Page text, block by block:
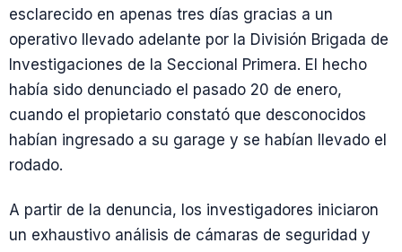
esclarecido en apenas tres días gracias a un
operativo llevado adelante por la División Brigada de
Investigaciones de la Seccional Primera. El hecho
había sido denunciado el pasado 20 de enero,
cuando el propietario constató que desconocidos
habían ingresado a su garage y se habían llevado el
rodado.
A partir de la denuncia, los investigadores iniciaron
un exhaustivo análisis de cámaras de seguridad y